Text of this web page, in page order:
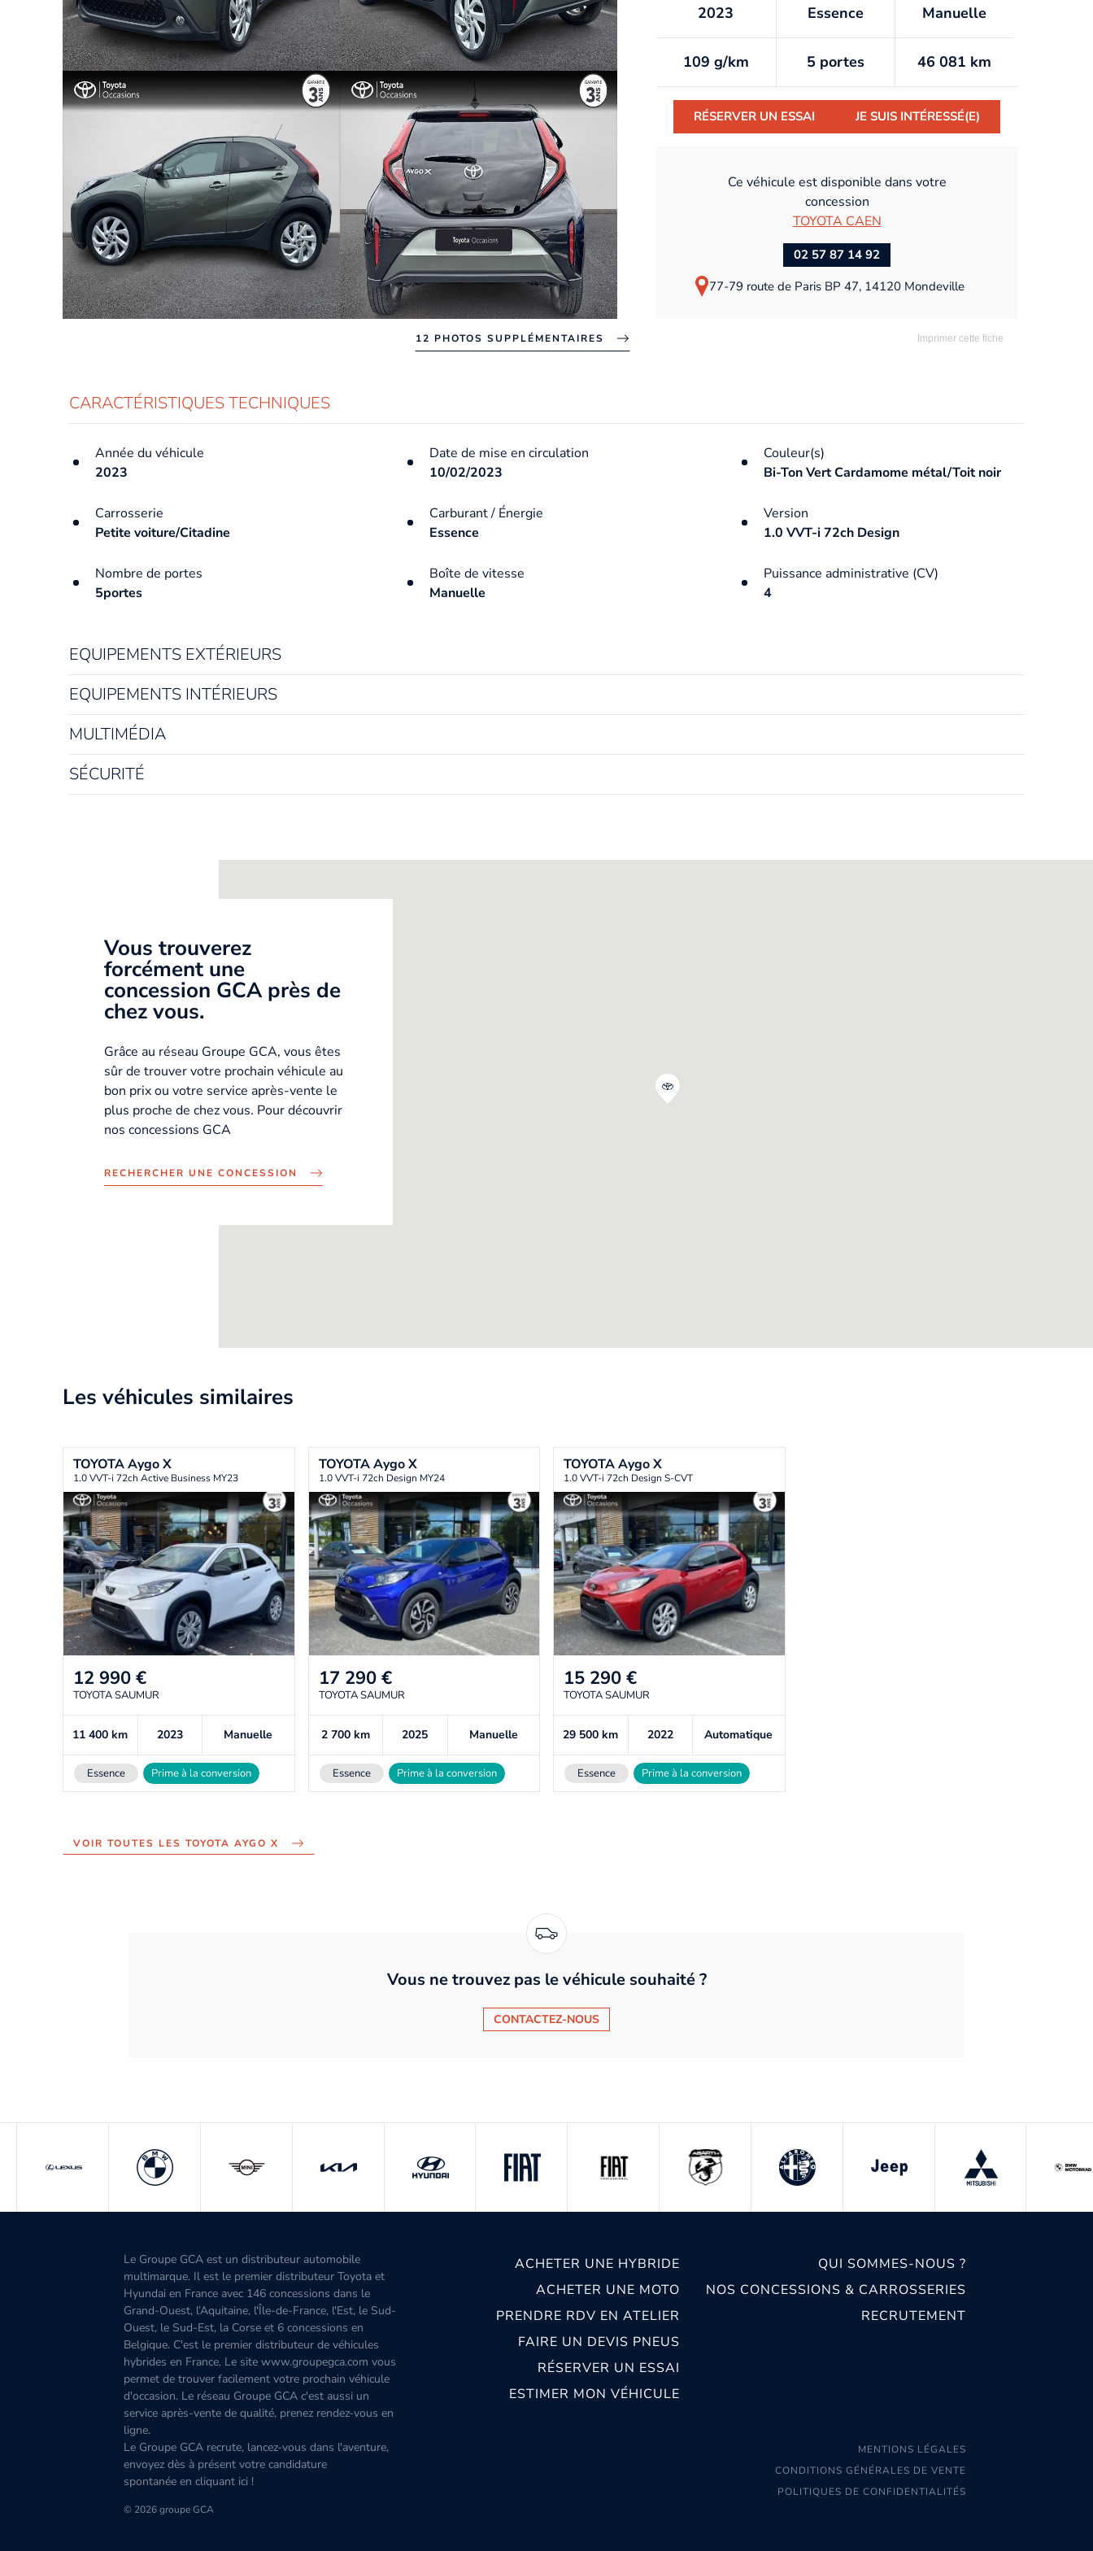
12 PHOTOS SUPPLÉMENTAIRES
2023 Essence Manuelle
109 g/km 5 portes 46 081 km
RÉSERVER UN ESSAI JE SUIS INTÉRESSÉ(E)
Ce véhicule est disponible dans votre
concession
TOYOTA CAEN
02 57 87 14 92
77-79 route de Paris BP 47, 14120 Mondeville
Imprimer cette fiche
CARACTÉRISTIQUES TECHNIQUES
Année du véhicule
2023
Date de mise en circulation
10/02/2023
Couleur(s)
Bi-Ton Vert Cardamome métal/Toit noir
Carrosserie
Petite voiture/Citadine
Carburant / Énergie
Essence
Version
1.0 VVT-i 72ch Design
Nombre de portes
5portes
Boîte de vitesse
Manuelle
Puissance administrative (CV)
4
EQUIPEMENTS EXTÉRIEURS
EQUIPEMENTS INTÉRIEURS
MULTIMÉDIA
SÉCURITÉ
Vous trouverez
forcément une
concession GCA près de
chez vous.
Grâce au réseau Groupe GCA, vous êtes
sûr de trouver votre prochain véhicule au
bon prix ou votre service après-vente le
plus proche de chez vous. Pour découvrir
nos concessions GCA
RECHERCHER UNE CONCESSION
Les véhicules similaires
TOYOTAAygo X
1.0 VVT-i 72ch Active Business MY23
12 990 €
TOYOTA SAUMUR
11 400km 2023 Manuelle
Essence Prime à la conversion
TOYOTAAygo X
1.0 VVT-i 72ch Design MY24
17 290 €
TOYOTA SAUMUR
2 700 km 2025 Manuelle
Essence Prime à la conversion
TOYOTAAygo X
1.0 VVT-i 72ch Design S-CVT
15 290 €
TOYOTA SAUMUR
29 500km 2022 Automatique
Essence Prime à la conversion
VOIR TOUTES LES TOYOTA AYGO X
Vous ne trouvez pas le véhicule souhaité ?
CONTACTEZ-NOUS
Le Groupe GCA est un distributeur automobile
multimarque. Il est le premier distributeur Toyota et
Hyundai en France avec 146 concessions dans le
Grand-Ouest, l’Aquitaine, l'Île-de-France, l'Est, le Sud-
Ouest, le Sud-Est, la Corse et 6 concessions en
Belgique. C'est le premier distributeur de véhicules
hybrides en France. Le site www.groupegca.com vous
permet de trouver facilement votre prochain véhicule
d'occasion. Le réseau Groupe GCA c'est aussi un
service après-vente de qualité, prenez rendez-vous en
ligne.
Le Groupe GCA recrute, lancez-vous dans l'aventure,
envoyez dès à présent votre candidature
spontanée en cliquant ici!
ACHETER UNE HYBRIDE
ACHETER UNE MOTO
PRENDRE RDV EN ATELIER
FAIRE UN DEVIS PNEUS
RÉSERVER UN ESSAI
ESTIMER MON VÉHICULE
QUI SOMMES-NOUS ?
NOS CONCESSIONS & CARROSSERIES
RECRUTEMENT
MENTIONS LÉGALES
CONDITIONS GÉNÉRALES DE VENTE
POLITIQUES DE CONFIDENTIALITÉS
© 2026 groupe GCA